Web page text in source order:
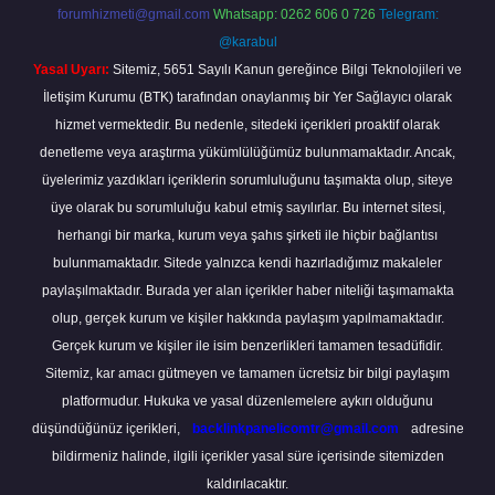
forumhizmeti@gmail.com Whatsapp: 0262 606 0 726 Telegram:
@karabul
Yasal Uyarı: Sitemiz, 5651 Sayılı Kanun gereğince Bilgi Teknolojileri ve
İletişim Kurumu (BTK) tarafından onaylanmış bir Yer Sağlayıcı olarak
hizmet vermektedir. Bu nedenle, sitedeki içerikleri proaktif olarak
denetleme veya araştırma yükümlülüğümüz bulunmamaktadır. Ancak,
üyelerimiz yazdıkları içeriklerin sorumluluğunu taşımakta olup, siteye
üye olarak bu sorumluluğu kabul etmiş sayılırlar. Bu internet sitesi,
herhangi bir marka, kurum veya şahıs şirketi ile hiçbir bağlantısı
bulunmamaktadır. Sitede yalnızca kendi hazırladığımız makaleler
paylaşılmaktadır. Burada yer alan içerikler haber niteliği taşımamakta
olup, gerçek kurum ve kişiler hakkında paylaşım yapılmamaktadır.
Gerçek kurum ve kişiler ile isim benzerlikleri tamamen tesadüfidir.
Sitemiz, kar amacı gütmeyen ve tamamen ücretsiz bir bilgi paylaşım
platformudur. Hukuka ve yasal düzenlemelere aykırı olduğunu
düşündüğünüz içerikleri,
backlinkpanelicomtr@gmail.com
adresine
bildirmeniz halinde, ilgili içerikler yasal süre içerisinde sitemizden
kaldırılacaktır.